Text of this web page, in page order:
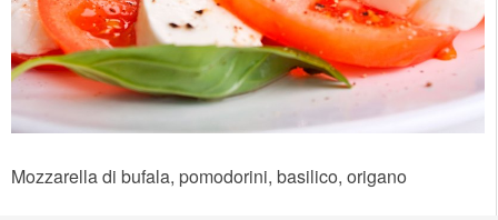
Mozzarella di bufala, pomodorini, basilico, origano